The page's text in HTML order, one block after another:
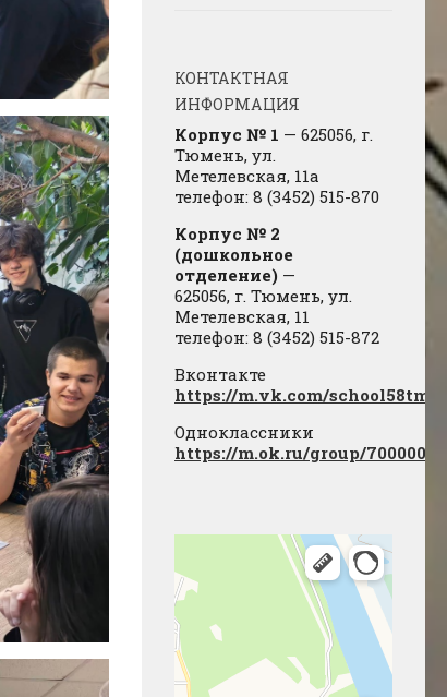
КОНТАКТНАЯ
ИНФОРМАЦИЯ
Корпус № 1 — 625056, г.
Тюмень, ул.
Метелевская, 11а
телефон: 8 (3452) 515-870
Корпус № 2
(дошкольное
отделение) —
625056, г. Тюмень, ул.
Метелевская, 11
телефон: 8 (3452) 515-872
Вконтакте
https://m.vk.com/school58tmn
Одноклассники
https://m.ok.ru/group/